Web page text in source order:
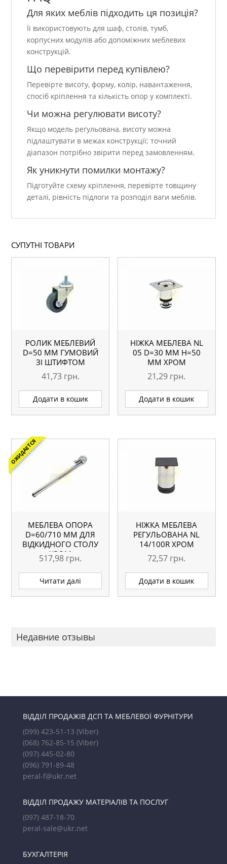
Для яких меблів підходить ця позиція?
Її використовують для шаф, столів, тумб,
корпусних модулів або допоміжних меблевих
конструкцій.
Що перевірити перед купівлею?
Перевірте висоту, форму, колір, навантаження,
спосіб кріплення та кількість опор у комплекті.
Чи можна регулювати висоту?
Якщо модель регульована, висоту можна
підлаштувати в межах конструкції; точний
діапазон потрібно звірити перед замовленням.
Як уникнути помилки монтажу?
Підготуйте схему кріплення, перевірте товщину
деталі, рівність підлоги та розподіл ваги меблів.
СУПУТНІ ТОВАРИ
РОЛИК МЕБЛЕВИЙ
D=50 ММ ГУМОВИЙ
ЗІ ШТИФТОМ
41,73 грн.
Додати в кошик
НІЖКА МЕБЛЕВА NL
05 D=30 ММ H=50
ММ ХРОМ
21,29 грн.
Додати в кошик
ОЖИДАЕТСЯ
МЕБЛЕВА ОПОРА
D=60/710 ММ ДЛЯ
ВІДКИДНОГО СТОЛУ
ХРОМ
517,98 грн.
Читати далі
НІЖКА МЕБЛЕВА
РЕГУЛЬОВАНА NL
14/100R ХРОМ
72,57 грн.
Додати в кошик
Недавние отзывы
ВІДДІЛ ПРОДАЖІВ ДСП ТА МЕБЛЕВОЇ ФУРНІТУРИ
(099) 423-51-13 (Viber)
(068) 762-85-15 (Viber)
(097) 445-02-80
(096) 791-89-48
peral-f@ukr.net
ВІДДІЛ ПРОДАЖУ МАТЕРІАЛІВ ТА ПОСЛУГ
(097) 487-18-70
peral-sale@ukr.net
БУХГАЛТЕРІЯ